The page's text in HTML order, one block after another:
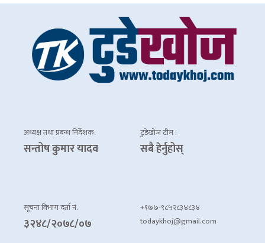
अध्यक्ष तथा प्रबन्ध निर्देशक:
सन्तोष कुमार यादव
टुडेखोज टीम :
सबै हेर्नुहोस्
सूचना विभाग दर्ता नं.
३२४८/२०७८/०७
+९७७-९८५२८३४८३४
todaykhoj@gmail.com